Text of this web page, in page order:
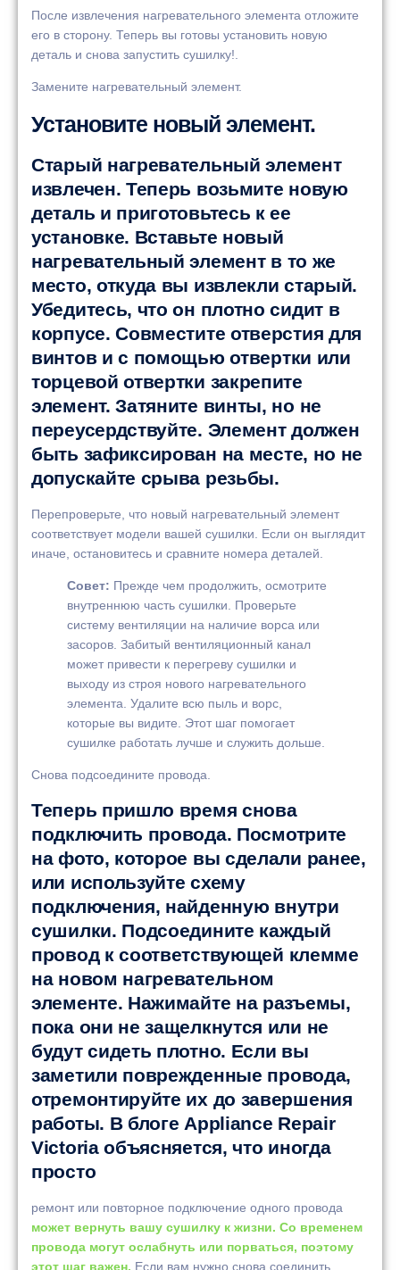
После извлечения нагревательного элемента отложите
его в сторону. Теперь вы готовы установить новую
деталь и снова запустить сушилку!.
Замените нагревательный элемент.
Установите новый элемент.
Старый нагревательный элемент
извлечен. Теперь возьмите новую
деталь и приготовьтесь к ее
установке. Вставьте новый
нагревательный элемент в то же
место, откуда вы извлекли старый.
Убедитесь, что он плотно сидит в
корпусе. Совместите отверстия для
винтов и с помощью отвертки или
торцевой отвертки закрепите
элемент. Затяните винты, но не
переусердствуйте. Элемент должен
быть зафиксирован на месте, но не
допускайте срыва резьбы.
Перепроверьте, что новый нагревательный элемент
соответствует модели вашей сушилки. Если он выглядит
иначе, остановитесь и сравните номера деталей.
Совет: Прежде чем продолжить, осмотрите
внутреннюю часть сушилки. Проверьте
систему вентиляции на наличие ворса или
засоров. Забитый вентиляционный канал
может привести к перегреву сушилки и
выходу из строя нового нагревательного
элемента. Удалите всю пыль и ворс,
которые вы видите. Этот шаг помогает
сушилке работать лучше и служить дольше.
Снова подсоедините провода.
Теперь пришло время снова
подключить провода. Посмотрите
на фото, которое вы сделали ранее,
или используйте схему
подключения, найденную внутри
сушилки. Подсоедините каждый
провод к соответствующей клемме
на новом нагревательном
элементе. Нажимайте на разъемы,
пока они не защелкнутся или не
будут сидеть плотно. Если вы
заметили поврежденные провода,
отремонтируйте их до завершения
работы. В блоге Appliance Repair
Victoria объясняется, что иногда
просто
ремонт или повторное подключение одного провода
может вернуть вашу сушилку к жизни. Со временем
провода могут ослабнуть или порваться, поэтому
этот шаг важен. Если вам нужно снова соединить